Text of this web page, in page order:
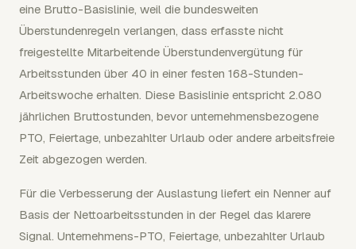
eine Brutto-Basislinie, weil die bundesweiten
Überstundenregeln verlangen, dass erfasste nicht
freigestellte Mitarbeitende Überstundenvergütung für
Arbeitsstunden über 40 in einer festen 168-Stunden-
Arbeitswoche erhalten. Diese Basislinie entspricht 2.080
jährlichen Bruttostunden, bevor unternehmensbezogene
PTO, Feiertage, unbezahlter Urlaub oder andere arbeitsfreie
Zeit abgezogen werden.
Für die Verbesserung der Auslastung liefert ein Nenner auf
Basis der Nettoarbeitsstunden in der Regel das klarere
Signal. Unternehmens-PTO, Feiertage, unbezahlter Urlaub